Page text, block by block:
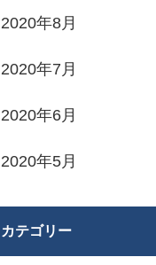
2020年8月
2020年7月
2020年6月
2020年5月
カテゴリー